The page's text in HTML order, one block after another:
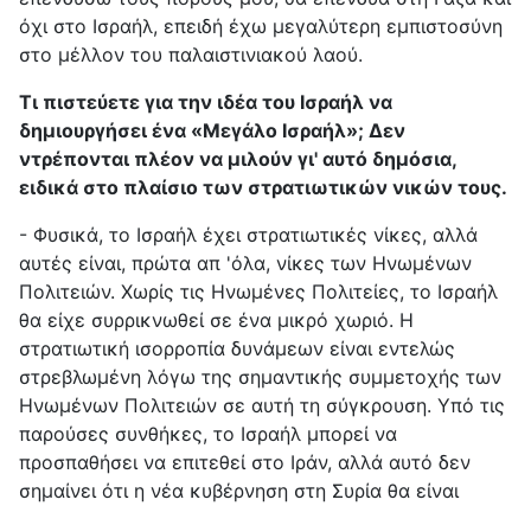
όχι στο Ισραήλ, επειδή έχω μεγαλύτερη εμπιστοσύνη
στο μέλλον του παλαιστινιακού λαού.
Τι πιστεύετε για την ιδέα του Ισραήλ να
δημιουργήσει ένα «Μεγάλο Ισραήλ»; Δεν
ντρέπονται πλέον να μιλούν γι' αυτό δημόσια,
ειδικά στο πλαίσιο των στρατιωτικών νικών τους.
- Φυσικά, το Ισραήλ έχει στρατιωτικές νίκες, αλλά
αυτές είναι, πρώτα απ 'όλα, νίκες των Ηνωμένων
Πολιτειών. Χωρίς τις Ηνωμένες Πολιτείες, το Ισραήλ
θα είχε συρρικνωθεί σε ένα μικρό χωριό. Η
στρατιωτική ισορροπία δυνάμεων είναι εντελώς
στρεβλωμένη λόγω της σημαντικής συμμετοχής των
Ηνωμένων Πολιτειών σε αυτή τη σύγκρουση. Υπό τις
παρούσες συνθήκες, το Ισραήλ μπορεί να
προσπαθήσει να επιτεθεί στο Ιράν, αλλά αυτό δεν
σημαίνει ότι η νέα κυβέρνηση στη Συρία θα είναι